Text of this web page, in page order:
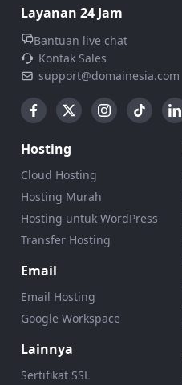
Layanan 24 Jam
Bantuan live chat
Kontak Sales
support@domainesia.com
Hosting
Cloud Hosting
Hosting Murah
Hosting untuk WordPress
Transfer Hosting
Email
Email Hosting
Google Workspace
Lainnya
Sertifikat SSL